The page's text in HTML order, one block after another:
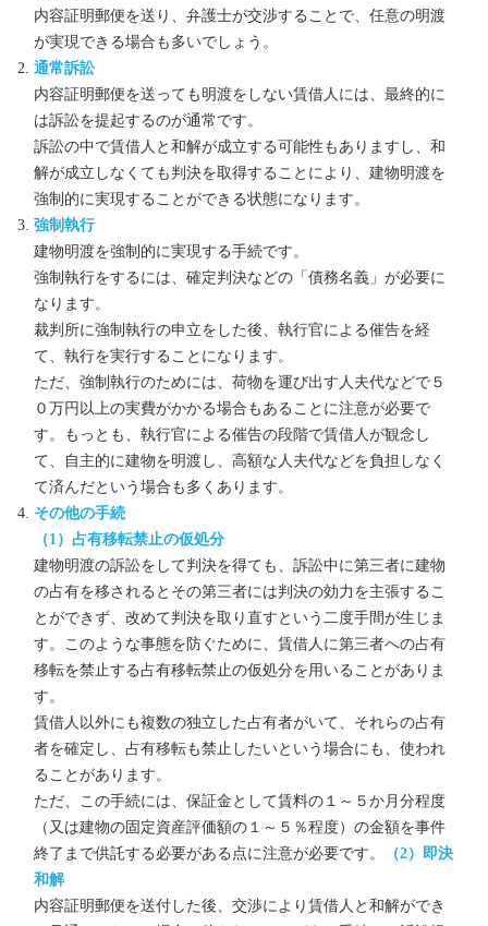
内容証明郵便を送り、弁護士が交渉することで、任意の明渡
が実現できる場合も多いでしょう。
通常訴訟
内容証明郵便を送っても明渡をしない賃借人には、最終的に
は訴訟を提起するのが通常です。
訴訟の中で賃借人と和解が成立する可能性もありますし、和
解が成立しなくても判決を取得することにより、建物明渡を
強制的に実現することができる状態になります。
強制執行
建物明渡を強制的に実現する手続です。
強制執行をするには、確定判決などの「債務名義」が必要に
なります。
裁判所に強制執行の申立をした後、執行官による催告を経
て、執行を実行することになります。
ただ、強制執行のためには、荷物を運び出す人夫代などで５
０万円以上の実費がかかる場合もあることに注意が必要で
す。もっとも、執行官による催告の段階で賃借人が観念し
て、自主的に建物を明渡し、高額な人夫代などを負担しなく
て済んだという場合も多くあります。
その他の手続
（1）占有移転禁止の仮処分
建物明渡の訴訟をして判決を得ても、訴訟中に第三者に建物
の占有を移されるとその第三者には判決の効力を主張するこ
とができず、改めて判決を取り直すという二度手間が生じま
す。このような事態を防ぐために、賃借人に第三者への占有
移転を禁止する占有移転禁止の仮処分を用いることがありま
す。
賃借人以外にも複数の独立した占有者がいて、それらの占有
者を確定し、占有移転も禁止したいという場合にも、使われ
ることがあります。
ただ、この手続には、保証金として賃料の１～５か月分程度
（又は建物の固定資産評価額の１～５％程度）の金額を事件
終了まで供託する必要がある点に注意が必要です。
（2）即決
和解
内容証明郵便を送付した後、交渉により賃借人と和解ができ